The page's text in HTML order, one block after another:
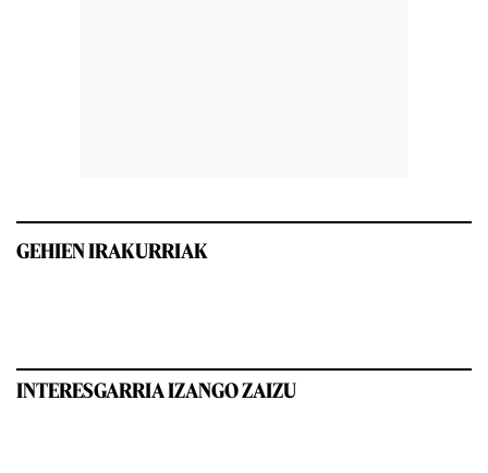
GEHIEN IRAKURRIAK
INTERESGARRIA IZANGO ZAIZU